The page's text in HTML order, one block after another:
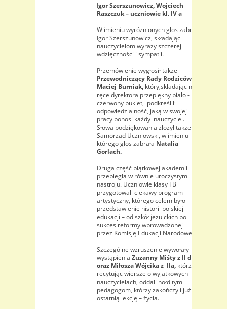
Igor Szerszunowicz, Wojciech
Raszczuk – uczniowie kl. IV a
W imieniu wyróżnionych głos zabrał
Igor Szerszunowicz, składając
nauczycielom wyrazy szczerej
wdzięczności i sympatii.
Przemówienie wygłosił także
Przewodniczący Rady Rodziców p.
Maciej Burniak, który,składając na
ręce dyrektora przepiękny biało -
czerwony bukiet, podkreślił
odpowiedzialność, jaką w swojej
pracy ponosi każdy nauczyciel.
Słowa podziękowania złożył także
Samorząd Uczniowski, w imieniu
którego głos zabrała Natalia
Gorlach.
Druga część piątkowej akademii
przebiegła w równie uroczystym
nastroju. Uczniowie klasy I B
przygotowali ciekawy program
artystyczny, którego celem było
przedstawienie historii polskiej
edukacji – od szkół jezuickich po
sukces reformy wprowadzonej
przez Komisję Edukacji Narodowej.
Szczególne wzruszenie wywołały
wystąpienia Zuzanny Miśty z II d
oraz Miłosza Wójcika z IIa, którzy
recytując wiersze o wyjątkowych
nauczycielach, oddali hołd tym
pedagogom, którzy zakończyli już
ostatnią lekcję – życia.